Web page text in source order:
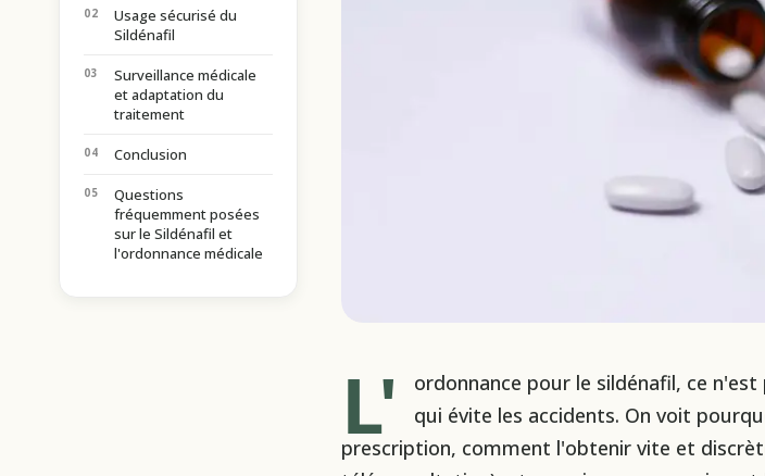
Usage sécurisé du
Sildénafil
Surveillance médicale
et adaptation du
traitement
Conclusion
Questions
fréquemment posées
sur le Sildénafil et
l'ordonnance médicale
L'
ordonnance pour le sildénafil, ce
qui évite les accidents. On voit
prescription, comment l'obtenir vite et